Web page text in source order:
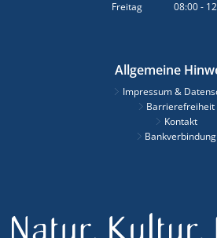
Freitag 08:00-
Allgemeine
Impressum &
Barrierefreiheit
Kontakt
Bankverbindung